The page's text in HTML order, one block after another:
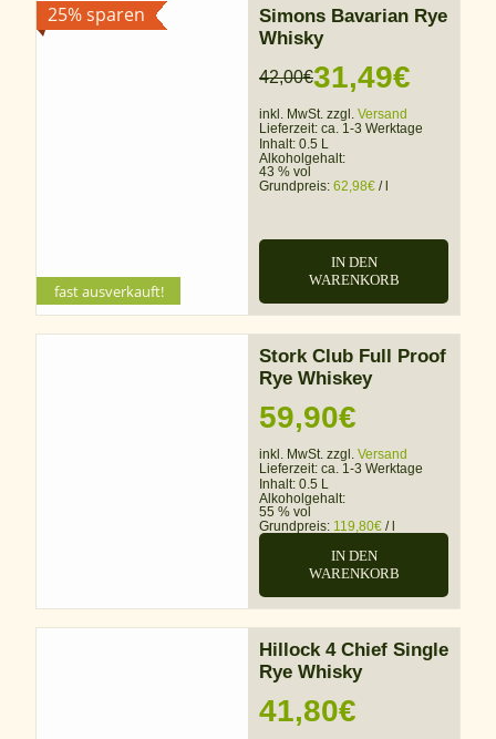
25% sparen
fast ausverkauft!
Simons Bavarian Rye
Whisky
42,00€
Ursprünglicher
Preis
war:
42,00€
31,49€
Aktueller
Preis
ist:
31,49€.
inkl. MwSt. zzgl. Versand
Lieferzeit: ca. 1-3 Werktage
Inhalt: 0.5 L
Alkoholgehalt:
43 % vol
Grundpreis: 62,98€ /
IN DEN
WARENKORB
Stork Club Full Proof
Rye Whiskey
59,90€
inkl. MwSt. zzgl. Versand
Lieferzeit: ca. 1-3 Werktage
Inhalt: 0.5 L
Alkoholgehalt:
55 % vol
Grundpreis: 119,80€ /l
IN DEN
WARENKORB
Hillock 4 Chief Single
Rye Whisky
41,80€